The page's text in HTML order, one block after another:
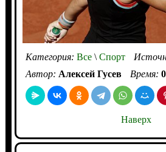
Категория: Все\Спорт
Автор: Алексей Гусев Время:
Наверх